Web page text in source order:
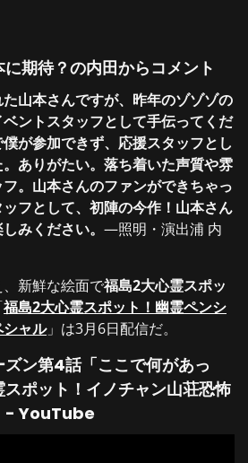
期待？の内田からコメント
山本さんですが、昨年のゾゾゾの
ントスタッフとして手伝ってくだ
が参加できず、応援スタッフとし
ありがたい。落ち着いた声質や雰
。山本さんのファンができちゃっ
フとして、初陣の今作！山本さん
みください。 —照明・演出浦 内
新鮮な絵面で福島2大心霊スポッ
福島2大心霊スポット！幽霊ペンシ
シャル」は3月6日配信だ。
ズン第4話「ここで何があっ
ポット！イノチャン山荘恐怖
- YouTube